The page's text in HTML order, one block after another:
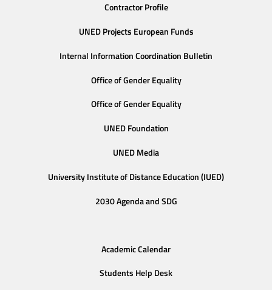
Contractor Profile
UNED Projects European Funds
Internal Information Coordination Bulletin
Office of Gender Equality
Office of Gender Equality
UNED Foundation
UNED Media
University Institute of Distance Education (IUED)
2030 Agenda and SDG
Academic Calendar
Students Help Desk